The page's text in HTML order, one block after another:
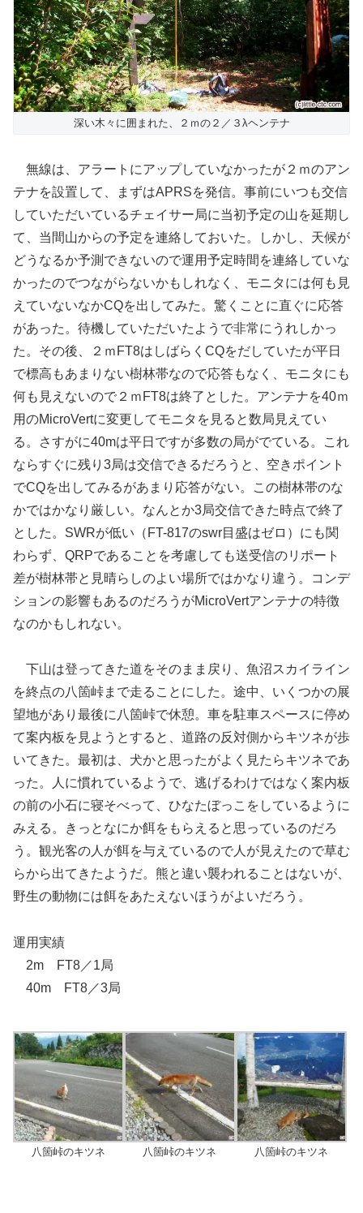
深い木々に囲まれた、２ｍの２／３λヘンテナ
無線は、アラートにアップしていなかったが２ｍのアン
テナを設置して、まずはAPRSを発信。事前にいつも交信
していただいているチェイサー局に当初予定の山を延期し
て、当間山からの予定を連絡しておいた。しかし、天候が
どうなるか予測できないので運用予定時間を連絡していな
かったのでつながらないかもしれなく、モニタには何も見
えていないなかCQを出してみた。驚くことに直ぐに応答
があった。待機していただいたようで非常にうれしかっ
た。その後、２ｍFT8はしばらくCQをだしていたが平日
で標高もあまりない樹林帯なので応答もなく、モニタにも
何も見えないので２ｍFT8は終了とした。アンテナを40ｍ
用のMicroVertに変更してモニタを見ると数局見えてい
る。さすがに40mは平日ですが多数の局がでている。これ
ならすぐに残り3局は交信できるだろうと、空きポイント
でCQを出してみるがあまり応答がない。この樹林帯のな
かではかなり厳しい。なんとか3局交信できた時点で終了
とした。SWRが低い（FT-817のswr目盛はゼロ）にも関
わらず、QRPであることを考慮しても送受信のリポート
差が樹林帯と見晴らしのよい場所ではかなり違う。コンデ
ションの影響もあるのだろうがMicroVertアンテナの特徴
なのかもしれない。
下山は登ってきた道をそのまま戻り、魚沼スカイライン
を終点の八箇峠まで走ることにした。途中、いくつかの展
望地があり最後に八箇峠で休憩。車を駐車スペースに停め
て案内板を見ようとすると、道路の反対側からキツネが歩
いてきた。最初は、犬かと思ったがよく見たらキツネであ
った。人に慣れているようで、逃げるわけではなく案内板
の前の小石に寝そべって、ひなたぼっこをしているように
みえる。きっとなにか餌をもらえると思っているのだろ
う。観光客の人が餌を与えているので人が見えたので草む
らから出てきたようだ。熊と違い襲われることはないが、
野生の動物には餌をあたえないほうがよいだろう。
運用実績
2m FT8／1局
40m FT8／3局
八箇峠のキツネ 八箇峠のキツネ 八箇峠のキツネ